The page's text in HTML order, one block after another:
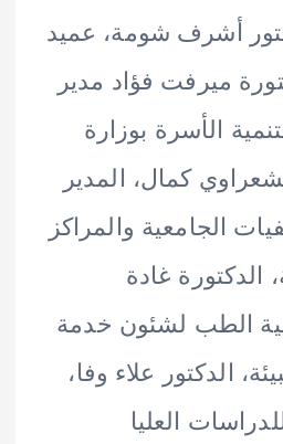
شومة، عميد
فؤاد مدير
بوزارة
كمال، المدير
والمراكز
غادة
لشئون خدمة
علاء وفا،
العليا